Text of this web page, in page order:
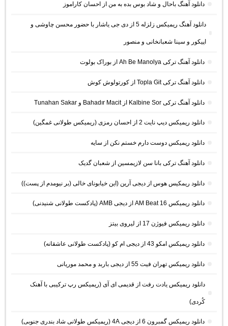
دانلود آهنگ باحال و شاد بوس بده به من از احسان کاراموز
دانلود آهنگ ریمیکس زلزله 5 از دی جی یاشار با حضور محسن چاوشی و
اپیکور و سینا شعبانخانی و منصور
دانلود آهنگ ترکی Ah Be Manolya از بوراک بولوت
دانلود آهنگ ترکی Topla Git از کورتولوش کوش
دانلود آهنگ ترکی Kalbine Sor از Bahadır Macit و Tunahan Sakar
دانلود ریمیکس دیپ نایت 2 از احسان رمزی (ریمیکس طولانی غمگین)
دانلود ریمیکس دوست دارم خستم نکن از سایه
دانلود آهنگ ترکی بانا سن لازیمسین از شعبان گدیک
دانلود ریمکیس هوس از دیجی آرین (این خیابونای خالی (بر نیومدم از پست))
دانلود ریمیکس AM Beat 16 از دیجی AMB (پادکست طولانی شنیدنی)
دانلود ریمیکس فیوژن 17 از لیروی بیتز
دانلود ریمیکس امکو 43 از دیجی ام کو (پادکست طولانی عاشقانه)
دانلود ریمیکس تهران فیت 55 از دیجی باربد و محمد موریانی
دانلود ریمیکس یادت رفت از قدیمی ای آی (ریمیکس رپ ترکیبی با آهنک
کُردی)
دانلود ریمیکس گمبرون 6 از دیجی 4A (ریمیکس طولانی شاد بندری جنوبی)